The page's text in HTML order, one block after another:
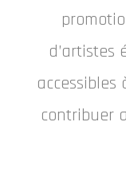
d’artistes
contribuer